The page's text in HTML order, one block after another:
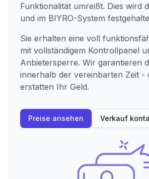
Funktionalität umreißt. Dies wird
und im BIYRO-System
Sie erhalten eine voll
mit vollständigem Kontrollpanel
Anbietersperre. Wir garantieren
innerhalb der vereinbarten Zeit -
erstatten Ihr Geld.
Preise ansehen Verkauf